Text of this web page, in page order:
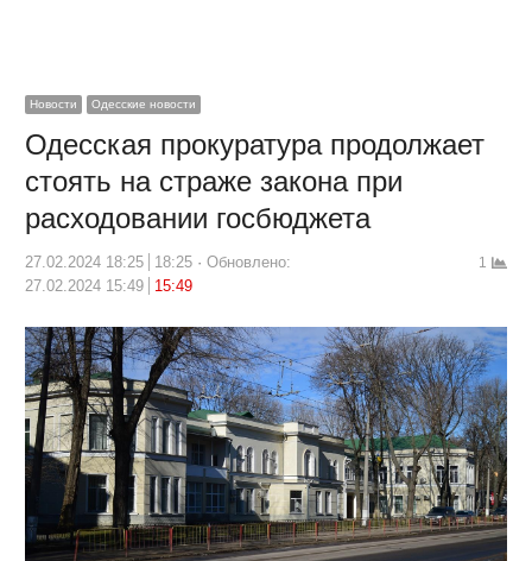
Новости Одесские новости
Одесская прокуратура продолжает
стоять на страже закона при
расходовании госбюджета
27.02.2024 18:25 18:25
Обновлено:
27.02.2024 15:49
15:49
1